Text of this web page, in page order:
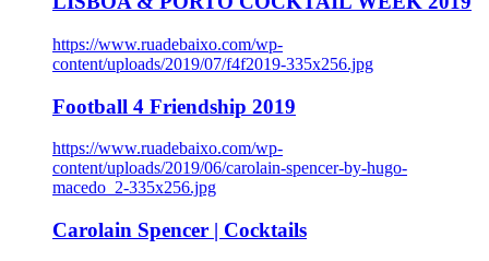
https://www.ruadebaixo.com/wp-
content/uploads/2019/07/f4f2019-335x256.jpg
Football 4 Friendship 2019
https://www.ruadebaixo.com/wp-
content/uploads/2019/06/carolain-spencer-by-hugo-
macedo_2-335x256.jpg
Carolain Spencer | Cocktails